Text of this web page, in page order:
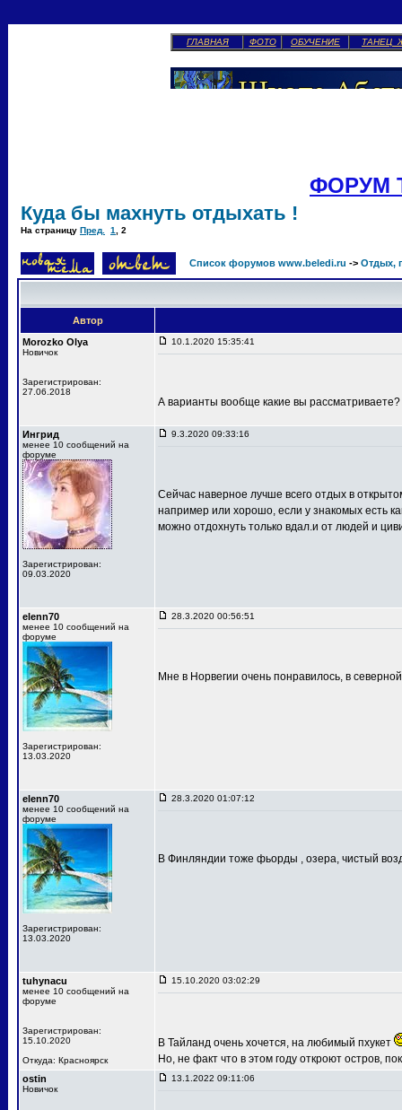
ГЛАВНАЯ ФОТО ОБУЧЕНИЕ ТАНЕЦ
ФОРУМ
Куда бы махнуть отдыхать !
На страницу Пред. 1 2
Список форумов www.beledi.ru -> Отдых,
Автор
Morozko Olya
Новичок
Зарегистрирован:
27.06.2018
10.1.2020 15:35:41
А варианты вообще какие вы
Ингрид
менее 10 сообщений на
форуме
Зарегистрирован:
09.03.2020
9.3.2020 09:33:16
Сейчас наверное лучше всего отдых в
например или хорошо, если у знакомых есть
можно отдохнуть только вдал.и от людей и
elenn70
менее 10 сообщений на
форуме
Зарегистрирован:
13.03.2020
28.3.2020 00:56:51
Мне в Норвегии очень понравилось, в северной
elenn70
менее 10 сообщений на
форуме
Зарегистрирован:
13.03.2020
28.3.2020 01:07:12
В Финляндии тоже фьорды , озера, чистый
tuhynacu
менее 10 сообщений на
форуме
Зарегистрирован:
15.10.2020
Откуда: Красноярск
15.10.2020 03:02:29
В Тайланд очень хочется, на любимый пхукет
Но, не факт что в этом году откроют остров,
ostin
Новичок
13.1.2022 09:11:06